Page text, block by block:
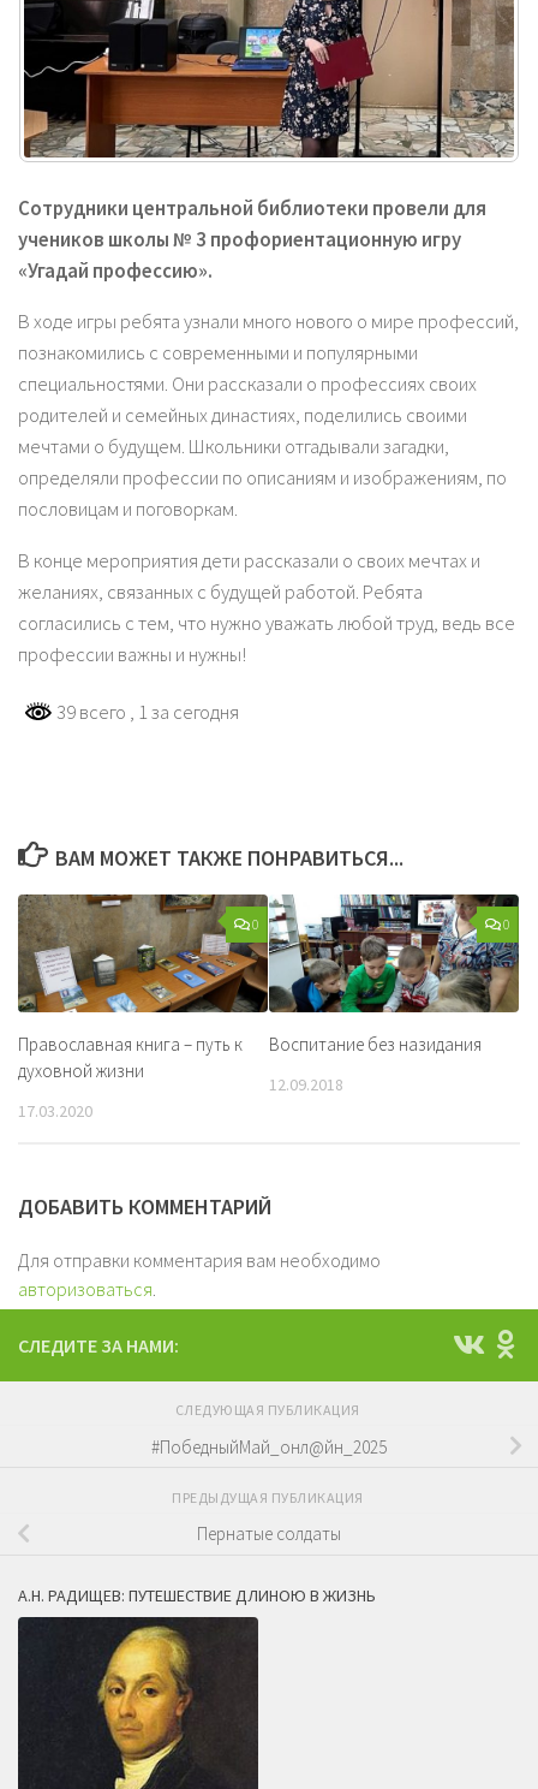
Сотрудники центральной библиотеки провели для
учеников школы № 3 профориентационную игру
«Угадай профессию».
В ходе игры ребята узнали много нового о мире профессий,
познакомились с современными и популярными
специальностями. Они рассказали о профессиях своих
родителей и семейных династиях, поделились своими
мечтами о будущем. Школьники отгадывали загадки,
определяли профессии по описаниям и изображениям, по
пословицам и поговоркам.
В конце мероприятия дети рассказали о своих мечтах и
желаниях, связанных с будущей работой. Ребята
согласились с тем, что нужно уважать любой труд, ведь все
профессии важны и нужны!
39 всего , 1 за сегодня
ВАМ МОЖЕТ ТАКЖЕ ПОНРАВИТЬСЯ...
0
Православная книга – путь к
духовной жизни
17.03.2020
0
Воспитание без назидания
12.09.2018
ДОБАВИТЬ КОММЕНТАРИЙ
Для отправки комментария вам необходимо
авторизоваться
СЛЕДИТЕ ЗА НАМИ:
СЛЕДУЮЩАЯ ПУБЛИКАЦИЯ
#ПобедныйМай_онл@йн_2025
ПРЕДЫДУЩАЯ ПУБЛИКАЦИЯ
Пернатые солдаты
А.Н. РАДИЩЕВ: ПУТЕШЕСТВИЕ ДЛИНОЮ В ЖИЗНЬ